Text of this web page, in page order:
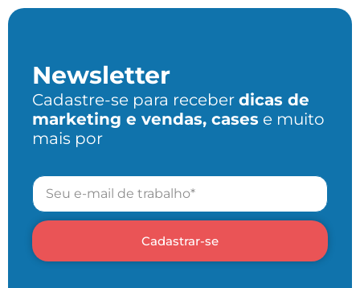
Newsletter
Cadastre-se para receber dicas de
marketing e vendas, cases e muito
mais por
Cadastrar-se